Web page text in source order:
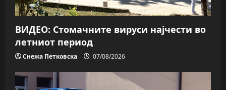
ВИДЕО: Стомачните вируси најчести во
летниот период
Снежа Петковска 07/08/2026